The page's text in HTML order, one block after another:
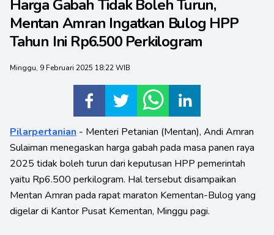
Harga Gabah Tidak Boleh Turun,
Mentan Amran Ingatkan Bulog HPP
Tahun Ini Rp6.500 Perkilogram
Minggu, 9 Februari 2025 18:22 WIB
Pilarpertanian - Menteri Petanian (Mentan), Andi Amran
Sulaiman menegaskan harga gabah pada masa panen raya
2025 tidak boleh turun dari keputusan HPP pemerintah
yaitu Rp6.500 perkilogram. Hal tersebut disampaikan
Mentan Amran pada rapat maraton Kementan-Bulog yang
digelar di Kantor Pusat Kementan, Minggu pagi.